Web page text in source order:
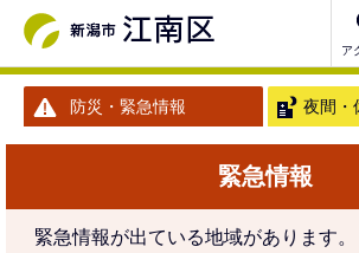
ジ
先
ア
防災・緊急情報 夜間・
緊急情報
緊急情報が出ている地域があります。